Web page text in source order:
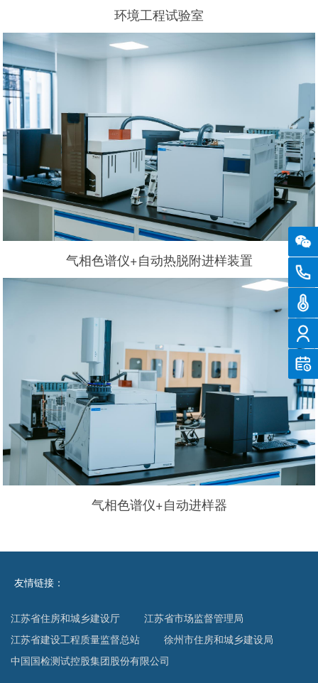
环境工程试验室
气相色谱仪+自动热脱附进样装置
气相色谱仪+自动进样器
友情链接：
江苏省住房和城乡建设厅
江苏省市场监督管理局
江苏省建设工程质量监督总站
徐州市住房和城乡建设局
中国国检测试控股集团股份有限公司
温
智
客户